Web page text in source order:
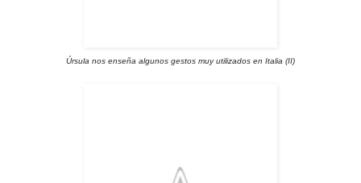
Úrsula nos enseña algunos gestos muy utilizados en Italia (II)